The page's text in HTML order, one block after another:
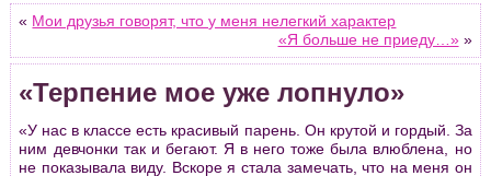
« Мои друзья говорят, что у меня нелегкий характер
«Я больше не приеду…»»
«Терпение мое уже лопнуло»
«У нас в классе есть красивый парень. Он крутой и гордый. За
ним девчонки так и бегают. Я в него тоже была влюблена, но
не показывала виду. Вскоре я стала замечать, что на меня он